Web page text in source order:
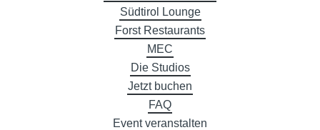
Südtirol Lounge
Forst Restaurants
MEC
Die Studios
Jetzt buchen
FAQ
Event veranstalten